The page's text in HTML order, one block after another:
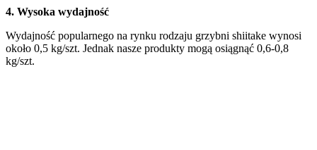
4. Wysoka wydajność
Wydajność popularnego na rynku rodzaju grzybni shiitake wynosi
około 0,5 kg/szt. Jednak nasze produkty mogą osiągnąć 0,6-0,8
kg/szt.